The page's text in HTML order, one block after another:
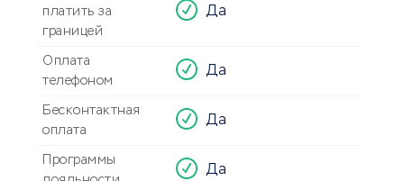
платить за
границей
Да
Оплата
телефоном
Да
Бесконтактная
оплата
Да
Программы
Да